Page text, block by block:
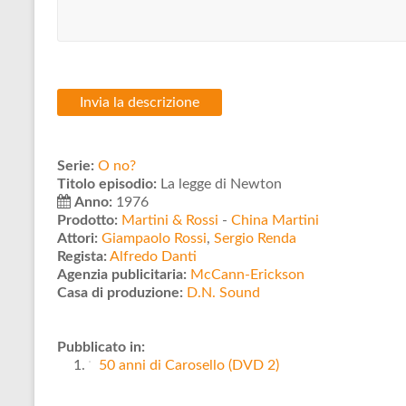
Serie: O no?
Titolo episodio: La legge di Newton
Anno: 1976
Prodotto: Martini & Rossi - China Martini
Attori: Giampaolo Rossi, Sergio Renda
Regista: Alfredo Danti
Agenzia publicitaria: McCann-Erickson
Casa di produzione: D.N. Sound
Pubblicato in:
50 anni di Carosello (DVD 2)